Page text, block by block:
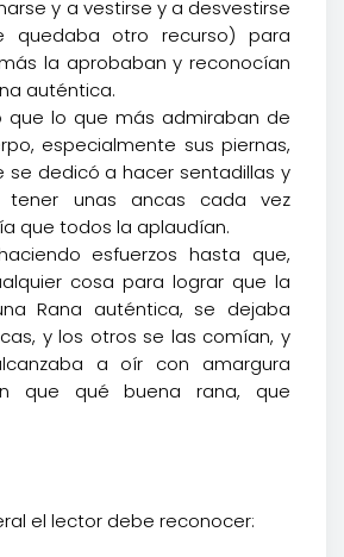
y a vestirse y a desvestirse
quedaba otro recurso) para
la aprobaban y reconocían
auténtica.
que lo que más admiraban de
especialmente sus piernas,
se dedicó a hacer sentadillas y
unas ancas cada vez
que todos la aplaudían.
esfuerzos hasta que,
cosa para lograr que la
Rana auténtica, se dejaba
y los otros se las comían, y
a oír con amargura
que qué buena rana, que
el lector debe reconocer: